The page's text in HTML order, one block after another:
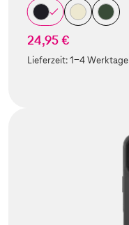
24,95 €
Lieferzeit:1-4 Werktage